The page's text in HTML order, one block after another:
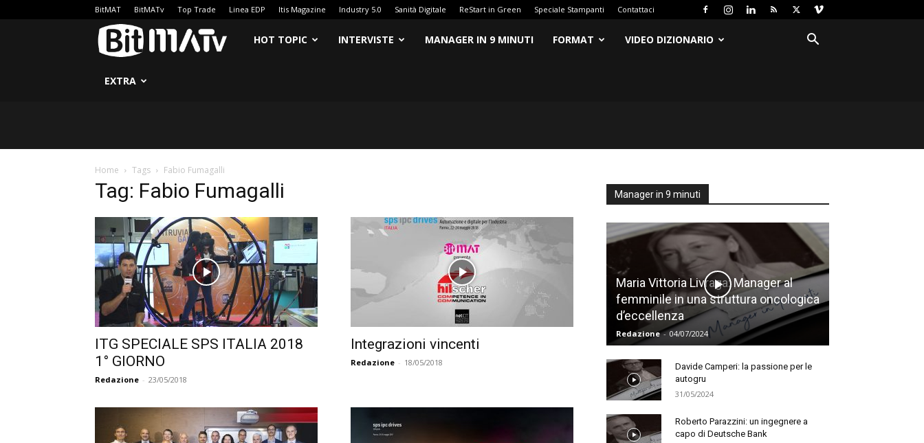
BitMAT BitMATv Top Trade Linea EDP Itis Magazine Industry 5.0 Sanità Digitale ReStart in Green Speciale Stampanti Contattaci
BitMATv
HOT TOPIC INTERVISTE MANAGER IN 9 MINUTI FORMAT VIDEO DIZIONARIO
EXTRA
Home Tags Fabio Fumagalli
Tag: Fabio Fumagalli
ITG SPECIALE SPS ITALIA 2018
1° GIORNO
Redazione - 23/05/2018
Integrazioni vincenti
Redazione - 18/05/2018
Manager in 9 minuti
Maria Vittoria Livraga: Manager al
femminile in una struttura oncologica
d’eccellenza
Redazione - 04/07/2024
Davide Camperi: la passione per le
autogru
31/05/2024
Roberto Parazzini: un ingegnere a
capo di Deutsche Bank